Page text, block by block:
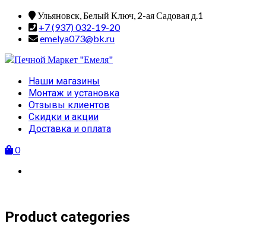
Skip
content
Ульяновск, Белый Ключ, 2-ая Садовая д.1
+7 (937) 032-19-20
emelya073@bk.ru
Primary
Menu
Наши магазины
Монтаж и установка
Отзывы клиентов
Скидки и акции
Доставка и оплата
0
Product categories